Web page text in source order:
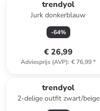
trendyol
Jurk donkerblauw
-64%
€ 26,99
Adviesprijs (AVP): € 76,99*
trendyol
2-delige outfit zwart/beige